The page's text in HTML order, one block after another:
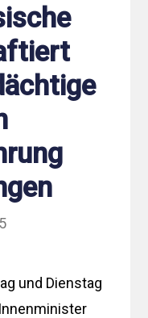
und Dienstag